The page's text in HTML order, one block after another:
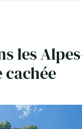
les
cachée